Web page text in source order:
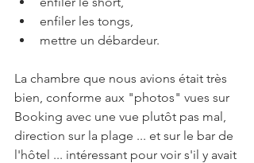
enfiler les tongs,
mettre un débardeur.
La chambre que nous avions était très
bien, conforme aux "photos" vues sur
Booking avec une vue plutôt pas mal,
direction sur la plage ... et sur le bar de
l'hôtel ... intéressant pour voir s'il y avait